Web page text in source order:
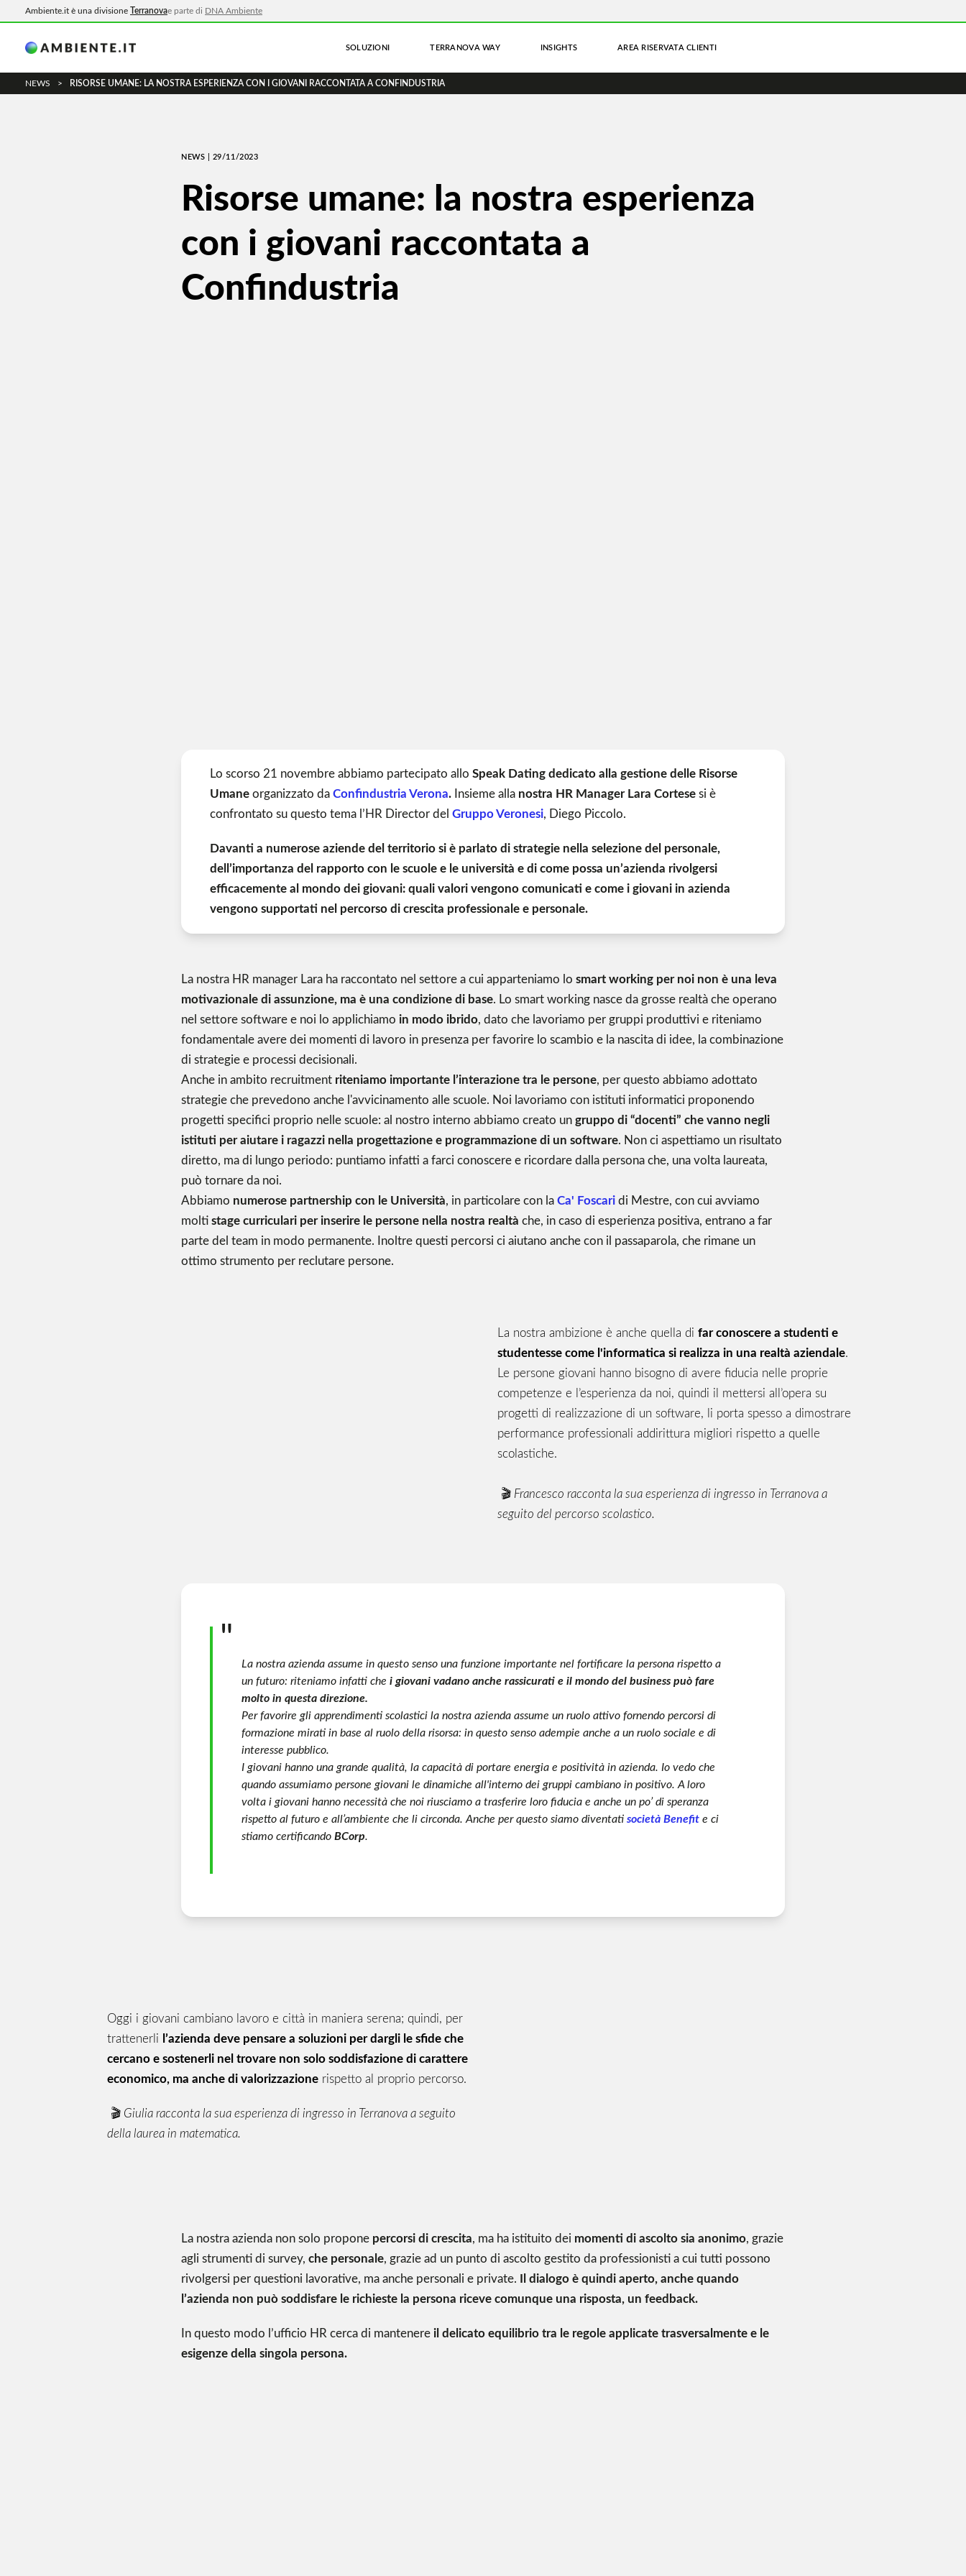
Ambiente.it è una divisione Terranovae parte di DNA Ambiente
SOLUZIONI TERRANOVA WAY INSIGHTS AREA RISERVATA CLIENTI
NEWS > RISORSE UMANE: LA NOSTRA ESPERIENZA CON I GIOVANI RACCONTATA A CONFINDUSTRIA
NEWS | 29/11/2023
Risorse umane: la nostra esperienza
con i giovani raccontata a
Confindustria
Lo scorso 21 novembre abbiamo partecipato allo Speak Dating dedicato alla gestione delle Risorse
Umane organizzato da Confindustria Verona. Insieme alla nostra HR Manager Lara Cortese si è
confrontato su questo tema l’HR Director del Gruppo Veronesi, Diego Piccolo.
Davanti a numerose aziende del territorio si è parlato di strategie nella selezione del personale,
dell’importanza del rapporto con le scuole e le università e di come possa un’azienda rivolgersi
efficacemente al mondo dei giovani: quali valori vengono comunicati e come i giovani in azienda
vengono supportati nel percorso di crescita professionale e personale.
La nostra HR manager Lara ha raccontato nel settore a cui apparteniamo lo smart working per noi non è una leva
motivazionale di assunzione, ma è una condizione di base. Lo smart working nasce da grosse realtà che operano
nel settore software e noi lo applichiamo in modo ibrido, dato che lavoriamo per gruppi produttivi e riteniamo
fondamentale avere dei momenti di lavoro in presenza per favorire lo scambio e la nascita di idee, la combinazione
di strategie e processi decisionali.
Anche in ambito recruitment riteniamo importante l’interazione tra le persone, per questo abbiamo adottato
strategie che prevedono anche l'avvicinamento alle scuole. Noi lavoriamo con istituti informatici proponendo
progetti specifici proprio nelle scuole: al nostro interno abbiamo creato un gruppo di “docenti” che vanno negli
istituti per aiutare i ragazzi nella progettazione e programmazione di un software. Non ci aspettiamo un risultato
diretto, ma di lungo periodo: puntiamo infatti a farci conoscere e ricordare dalla persona che, una volta laureata,
può tornare da noi.
Abbiamo numerose partnership con le Università, in particolare con la Ca' Foscari di Mestre, con cui avviamo
molti stage curriculari per inserire le persone nella nostra realtà che, in caso di esperienza positiva, entrano a far
parte del team in modo permanente. Inoltre questi percorsi ci aiutano anche con il passaparola, che rimane un
ottimo strumento per reclutare persone.
La nostra ambizione è anche quella di far conoscere a studenti e
studentesse come l'informatica si realizza in una realtà aziendale.
Le persone giovani hanno bisogno di avere fiducia nelle proprie
competenze e l’esperienza da noi, quindi il mettersi all’opera su
progetti di realizzazione di un software, li porta spesso a dimostrare
performance professionali addirittura migliori rispetto a quelle
scolastiche.
🎬Francesco racconta la sua esperienza di ingresso in Terranova a
seguito del percorso scolastico.
La nostra azienda assume in questo senso una funzione importante nel fortificare la persona rispetto a
un futuro: riteniamo infatti che i giovani vadano anche rassicurati e il mondo del business può fare
molto in questa direzione.
Per favorire gli apprendimenti scolastici la nostra azienda assume un ruolo attivo fornendo percorsi di
formazione mirati in base al ruolo della risorsa: in questo senso adempie anche a un ruolo sociale e di
interesse pubblico.
I giovani hanno una grande qualità, la capacità di portare energia e positività in azienda. Io vedo che
quando assumiamo persone giovani le dinamiche all'interno dei gruppi cambiano in positivo. A loro
volta i giovani hanno necessità che noi riusciamo a trasferire loro fiducia e anche un po’ di speranza
rispetto al futuro e all’ambiente che li circonda. Anche per questo siamo diventati società Benefit e ci
stiamo certificando BCorp.
Oggi i giovani cambiano lavoro e città in maniera serena; quindi, per
trattenerli l’azienda deve pensare a soluzioni per dargli le sfide che
cercano e sostenerli nel trovare non solo soddisfazione di carattere
economico, ma anche di valorizzazionerispetto al proprio percorso.
🎬Giulia racconta la sua esperienza di ingresso in Terranova a seguito
della laurea in matematica.
La nostra azienda non solo propone percorsi di crescita, ma ha istituito dei momenti di ascolto sia anonimo, grazie
agli strumenti di survey, che personale, grazie ad un punto di ascolto gestito da professionisti a cui tutti possono
rivolgersi per questioni lavorative, ma anche personali e private.
Il dialogo è quindi aperto, anche quando
l’azienda non può soddisfare le richieste la persona riceve comunque una risposta, un feedback.
In questo modo l’ufficio HR cerca di mantenere il delicato equilibrio tra le regole applicate trasversalmente e le
esigenze della singola persona.